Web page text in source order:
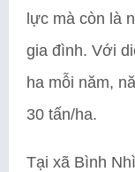
lực mà còn là
gia đình. Với
ha mỗi năm,
30 tấn/ha.
Tại xã Bình